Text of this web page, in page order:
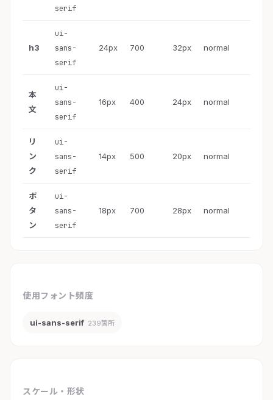
serif
h3
ui-
sans-
serif
24px 700 32px normal
本
文
ui-
sans-
serif
16px 400 24px normal
リ
ン
ク
ui-
sans-
serif
14px 500 20px normal
ボ
タ
ン
ui-
sans-
serif
18px 700 28px normal
使用フォント頻度
ui-sans-serif 239箇所
スケール・形状